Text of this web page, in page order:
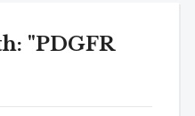
"PDGFR